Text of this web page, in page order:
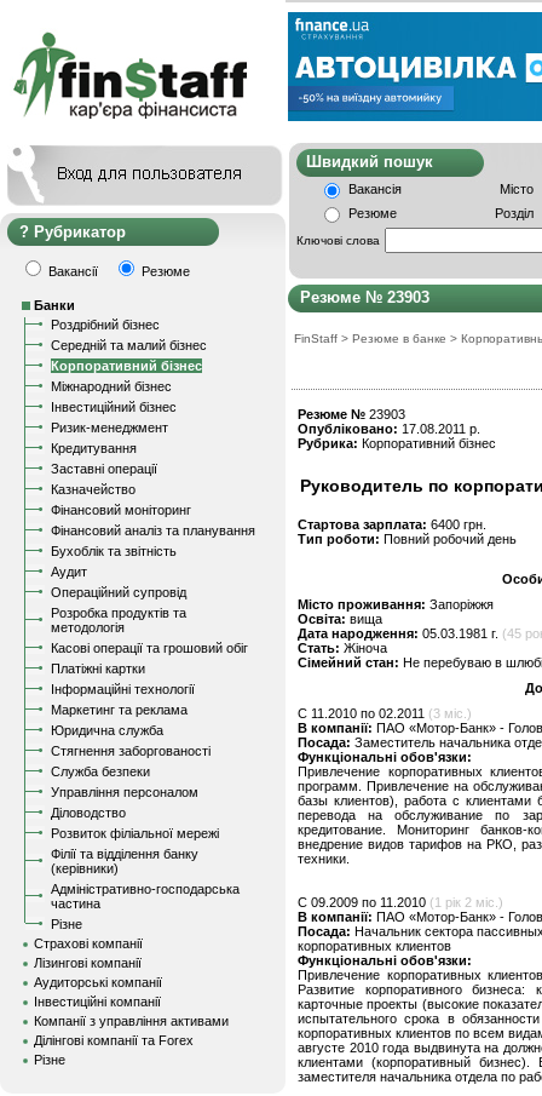
Рубрикатор
Вакансії Резюме
Банки
Роздрібний бізнес
Середній та малий бізнес
Корпоративний бізнес
Міжнародний бізнес
Інвестиційний бізнес
Ризик-менеджмент
Кредитування
Заставні операції
Казначейство
Фінансовий моніторинг
Фінансовий аналіз та планування
Бухоблік та звітність
Аудит
Операційний супровід
Розробка продуктів та
методологія
Касові операції та грошовий обіг
Платіжні картки
Інформаційні технології
Маркетинг та реклама
Юридична служба
Стягнення заборгованості
Служба безпеки
Управління персоналом
Діловодство
Розвиток філіальної мережі
Філії та відділення банку
(керівники)
Адміністративно-господарська
частина
Різне
Страхові компанії
Лізингові компанії
Аудиторські компанії
Інвестиційні компанії
Компанії з управління активами
Ділінгові компанії та Forex
Різне
Швидкий
Вакансія
Місто
Резюме
Розділ
Ключові слова
Резюме № 23903
FinStaff > Резюме в банке >
Резюме № 23903
Опубліковано: 17.08.2011 р.
Рубрика: Корпоративний бізнес
Руководитель по
Стартова зарплата: 6400 грн.
Тип роботи: Повний робочий день
Місто проживання: Запоріжжя
Освіта: вища
Дата народження: 05.03.1981 г. (45
Стать: Жіноча
Сімейний стан: Не перебуваю в
C 11.2010 по 02.2011 (3 міс.)
В компанії: ПАО «Мотор-Банк» -
Посада: Заместитель начальника
Функціональні обов'язки:
Привлечение корпоративных
программ. Привлечение на
базы клиентов), работа с клиентами
перевода на обслуживание по
кредитование. Мониторинг банков-
внедрение видов тарифов на РКО,
техники.
C 09.2009 по 11.2010 (1 рік 2 міс.)
В компанії: ПАО «Мотор-Банк» -
Посада: Начальник сектора
корпоративных клиентов
Функціональні обов'язки:
Привлечение корпоративных
Развитие корпоративного
карточные проекты (высокие
испытательного срока в
корпоративных клиентов по всем
августе 2010 года выдвинута на
клиентами (корпоративный
заместителя начальника отдела по